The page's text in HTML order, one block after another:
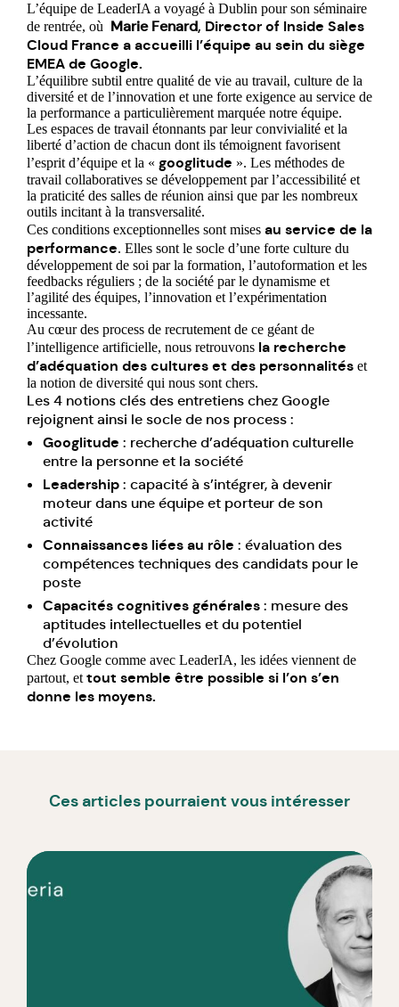
L’équipe de LeaderIA a voyagé à Dublin pour son séminaire
de rentrée, où Marie Fenard, Director of Inside Sales
Cloud France a accueilli l’équipe au sein du siège
EMEA de Google.
L’équilibre subtil entre qualité de vie au travail, culture de la
diversité et de l’innovation et une forte exigence au service de
la performance a particulièrement marquée notre équipe.
Les espaces de travail étonnants par leur convivialité et la
liberté d’action de chacun dont ils témoignent favorisent
l’esprit d’équipe et la « googlitude ». Les méthodes de
travail collaboratives se développement par l’accessibilité et
la praticité des salles de réunion ainsi que par les nombreux
outils incitant à la transversalité.
Ces conditions exceptionnelles sont mises au service de la
performance. Elles sont le socle d’une forte culture du
développement de soi par la formation, l’autoformation et les
feedbacks réguliers ; de la société par le dynamisme et
l’agilité des équipes, l’innovation et l’expérimentation
incessante.
Au cœur des process de recrutement de ce géant de
l’intelligence artificielle, nous retrouvons la recherche
d’adéquation des cultures et des personnalités et
la notion de diversité qui nous sont chers.
Les 4 notions clés des entretiens chez Google
rejoignent ainsi le socle de nos process :
Googlitude : recherche d’adéquation culturelle
entre la personne et la société
Leadership: capacité à s’intégrer, à devenir
moteur dans une équipe et porteur de son
activité
Connaissances liées au rôle : évaluation des
compétences techniques des candidats pour le
poste
Capacités cognitives générales: mesure des
aptitudes intellectuelles et du potentiel
d’évolution
Chez Google comme avec LeaderIA, les idées viennent de
partout, ettout semble être possible si l’on s’en
donne les moyens.
Ces articles pourraient vous intéresser